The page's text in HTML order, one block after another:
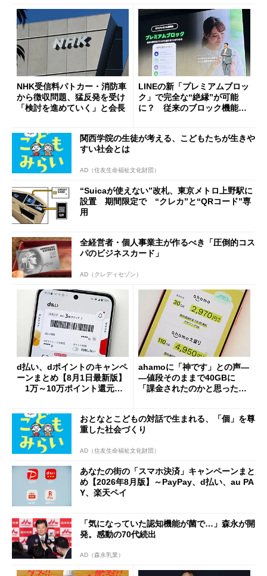
NHK受信料パトカー・消防車
から徴収問題、猛反発を受け
「検討を進めていく」と会長
LINEの新「プレミアムブロッ
ク」で完全な“絶縁”が可能
に？ 従来のブロック機能と
関西学院の生徒が考える、こどもたちが生きや
すい社会とは
AD（住友生命福祉文化財団）
“Suicaが使えない”改札、東京メトロ上野駅に
設置 期間限定で “クレカ”と“QRコード”専
用
全経営者・個人事業主が作るべき「圧倒的コス
パのビジネスカード」
AD（クレディセゾン）
d払い、dポイントのキャンペ
ーンまとめ【8月1日最新版】
1万～10万ポイント還元の
ahamoに「神です」との声―
―値段そのままで40GBに
「課金されたのかと思った」
おとなとこどもの対話で生まれる、「個」を尊
重した社会づくり
AD（住友生命福祉文化財団）
あなたの街の「スマホ決済」キャンペーンまと
め【2026年8月版】～PayPay、d払い、au PA
Y、楽天ペイ
「気になっていた認知機能が菌で…」森永が開
発。感動の70代続出
AD（森永乳業）